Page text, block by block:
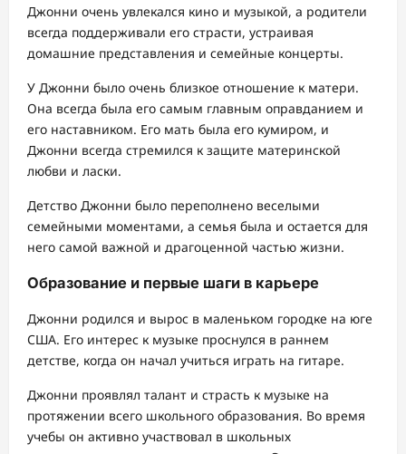
Джонни очень увлекался кино и музыкой, а родители
всегда поддерживали его страсти, устраивая
домашние представления и семейные концерты.
У Джонни было очень близкое отношение к матери.
Она всегда была его самым главным оправданием и
его наставником. Его мать была его кумиром, и
Джонни всегда стремился к защите материнской
любви и ласки.
Детство Джонни было переполнено веселыми
семейными моментами, а семья была и остается для
него самой важной и драгоценной частью жизни.
Образование и первые шаги в карьере
Джонни родился и вырос в маленьком городке на юге
США. Его интерес к музыке проснулся в раннем
детстве, когда он начал учиться играть на гитаре.
Джонни проявлял талант и страсть к музыке на
протяжении всего школьного образования. Во время
учебы он активно участвовал в школьных